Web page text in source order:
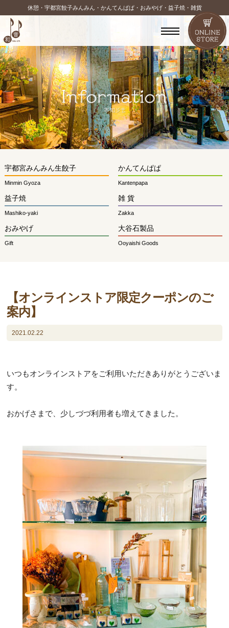
休憩・宇都宮餃子みんみん・かんてんぱぱ・おみやげ・益子焼・雑貨
宇都宮みんみん生餃子
Minmin Gyoza
かんてんぱぱ
Kantenpapa
益子焼
Mashiko-yaki
雑 貨
Zakka
おみやげ
Gift
大谷石製品
Ooyaishi Goods
【オンラインストア限定クーポンのご
案内】
2021.02.22
いつもオンラインストアをご利用いただきありがとうございま
す。
おかげさまで、少しづづ利用者も増えてきました。